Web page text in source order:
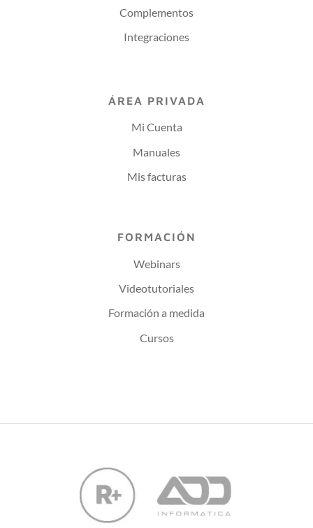
Complementos
Integraciones
ÁREA PRIVADA
Mi Cuenta
Manuales
Mis facturas
FORMACIÓN
Webinars
Videotutoriales
Formación a medida
Cursos